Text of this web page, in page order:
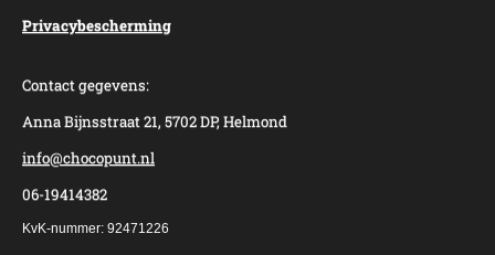
Privacybescherming
Contact gegevens:
Anna Bijnsstraat 21, 5702 DP, Helmond
info@chocopunt.nl
06-19414382
KvK-nummer: 92471226